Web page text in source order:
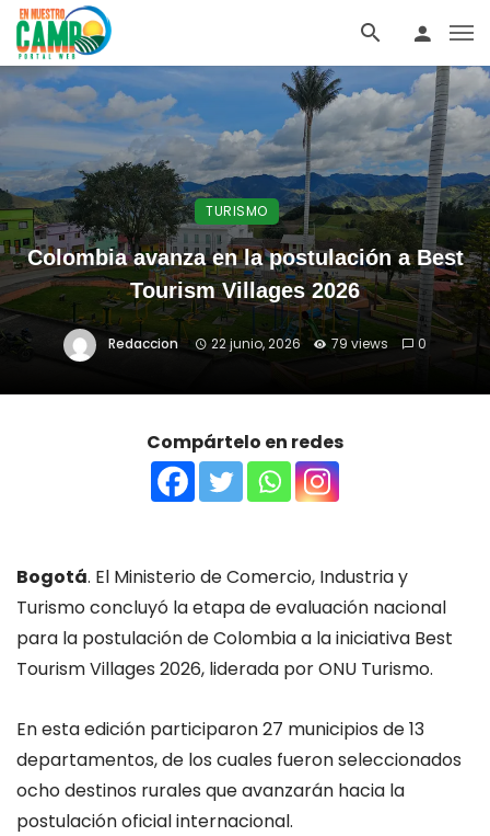
TURISMO
Colombia avanza en la postulación a Best
Tourism Villages 2026
Redaccion 22 junio, 2026 79 views 0
Compártelo en redes
Bogotá. El Ministerio de Comercio, Industria y
Turismo concluyó la etapa de evaluación nacional
para la postulación de Colombia a la iniciativa Best
Tourism Villages 2026, liderada por ONU Turismo.
En esta edición participaron 27 municipios de 13
departamentos, de los cuales fueron seleccionados
ocho destinos rurales que avanzarán hacia la
postulación oficial internacional.